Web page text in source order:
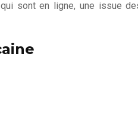
sont en ligne, une issue